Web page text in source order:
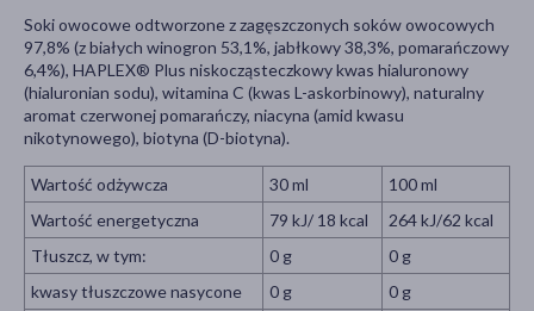
Soki owocowe odtworzone z zagęszczonych soków owocowych
97,8% (z białych winogron 53,1%, jabłkowy 38,3%, pomarańczowy
6,4%), HAPLEX® Plus niskocząsteczkowy kwas hialuronowy
(hialuronian sodu), witamina C (kwas L-askorbinowy), naturalny
aromat czerwonej pomarańczy, niacyna (amid kwasu
nikotynowego), biotyna (D-biotyna).
Wartość odżywcza 30 ml
100 ml
Wartość energetyczna
79 kJ/ 18 kcal
264 kJ/62 kcal
Tłuszcz, w tym:
0 g
0 g
kwasy tłuszczowe nasycone
0 g
0 g